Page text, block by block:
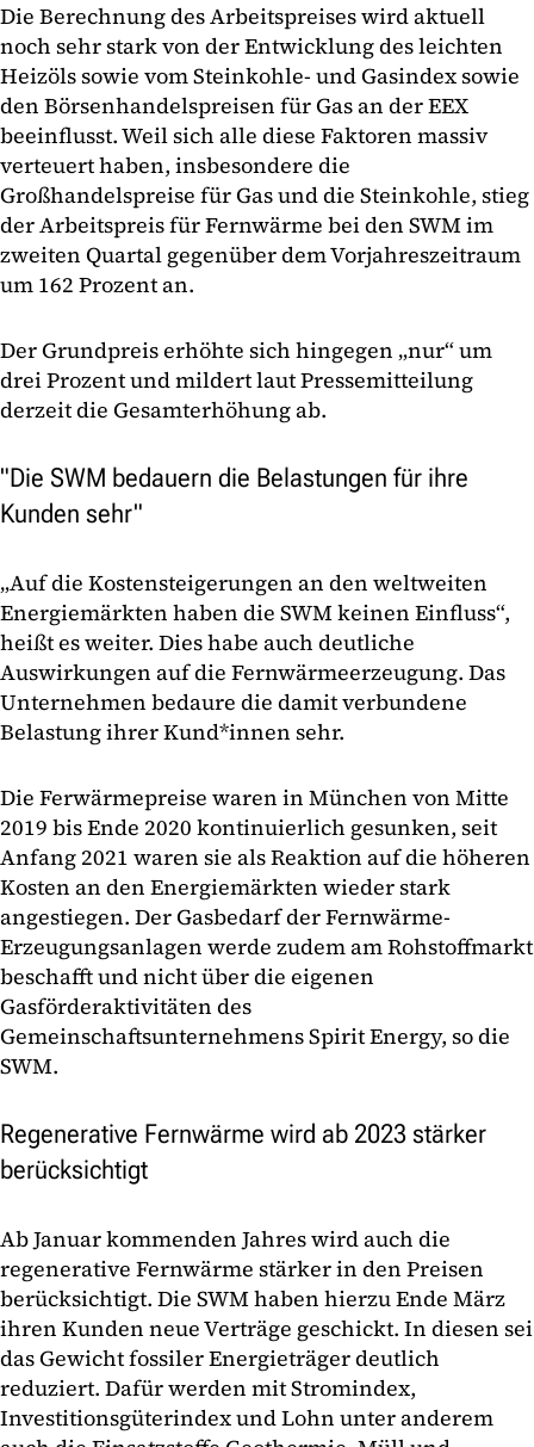
Die Berechnung des Arbeitspreises wird aktuell
noch sehr stark von der Entwicklung des leichten
Heizöls sowie vom Steinkohle- und Gasindex sowie
den Börsenhandelspreisen für Gas an der EEX
beeinflusst. Weil sich alle diese Faktoren massiv
verteuert haben, insbesondere die
Großhandelspreise für Gas und die Steinkohle, stieg
der Arbeitspreis für Fernwärme bei den SWM im
zweiten Quartal gegenüber dem Vorjahreszeitraum
um 162 Prozent an.
Der Grundpreis erhöhte sich hingegen „nur“ um
drei Prozent und mildert laut Pressemitteilung
derzeit die Gesamterhöhung ab.
"Die SWM bedauern die Belastungen für ihre
Kunden sehr"
„Auf die Kostensteigerungen an den weltweiten
Energiemärkten haben die SWM keinen Einfluss“,
heißt es weiter. Dies habe auch deutliche
Auswirkungen auf die Fernwärmeerzeugung. Das
Unternehmen bedaure die damit verbundene
Belastung ihrer Kund*innen sehr.
Die Ferwärmepreise waren in München von Mitte
2019 bis Ende 2020 kontinuierlich gesunken, seit
Anfang 2021 waren sie als Reaktion auf die höheren
Kosten an den Energiemärkten wieder stark
angestiegen. Der Gasbedarf der Fernwärme-
Erzeugungsanlagen werde zudem am Rohstoffmarkt
beschafft und nicht über die eigenen
Gasförderaktivitäten des
Gemeinschaftsunternehmens Spirit Energy, so die
SWM.
Regenerative Fernwärme wird ab 2023 stärker
berücksichtigt
Ab Januar kommenden Jahres wird auch die
regenerative Fernwärme stärker in den Preisen
berücksichtigt. Die SWM haben hierzu Ende März
ihren Kunden neue Verträge geschickt. In diesen sei
das Gewicht fossiler Energieträger deutlich
reduziert. Dafür werden mit Stromindex,
Investitionsgüterindex und Lohn unter anderem